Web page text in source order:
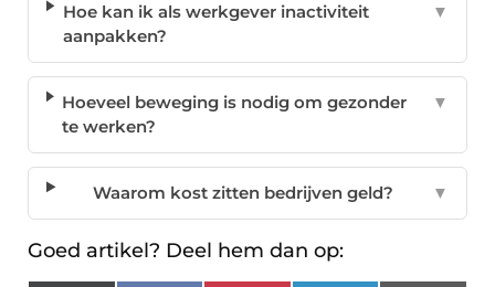
Hoe kan ik als werkgever inactiviteit
aanpakken?
▼
Hoeveel beweging is nodig om gezonder
te werken?
▼
Waarom kost zitten bedrijven geld? ▼
Goed artikel? Deel hem dan op: